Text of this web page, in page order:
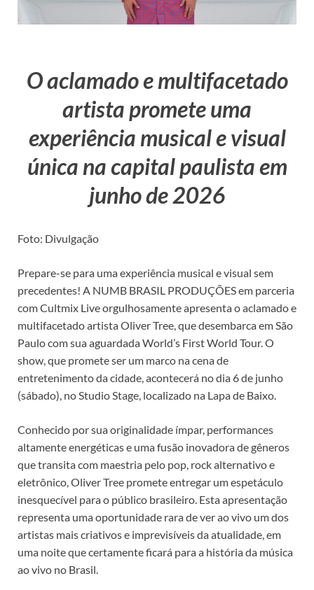
O aclamado e multifacetado
artista promete uma
experiência musical e visual
única na capital paulista em
junho de 2026
Foto: Divulgação
Prepare-se para uma experiência musical e visual sem
precedentes! A NUMB BRASIL PRODUÇÕES em parceria
com Cultmix Live orgulhosamente apresenta o aclamado e
multifacetado artista Oliver Tree, que desembarca em São
Paulo com sua aguardada World’s First World Tour. O
show, que promete ser um marco na cena de
entretenimento da cidade, acontecerá no dia 6 de junho
(sábado), no Studio Stage, localizado na Lapa de Baixo.
Conhecido por sua originalidade ímpar, performances
altamente energéticas e uma fusão inovadora de gêneros
que transita com maestria pelo pop, rock alternativo e
eletrônico, Oliver Tree promete entregar um espetáculo
inesquecível para o público brasileiro. Esta apresentação
representa uma oportunidade rara de ver ao vivo um dos
artistas mais criativos e imprevisíveis da atualidade, em
uma noite que certamente ficará para a história da música
ao vivo no Brasil.